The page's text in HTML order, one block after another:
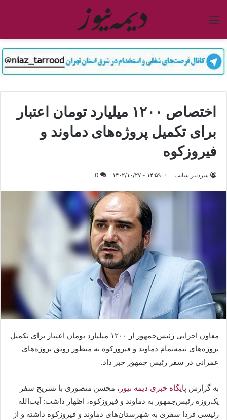
منو
اختصاص ۱۲۰۰ میلیارد تومان اعتبار
برای تکمیل پروژه‌های دماوند و
فیروزکوه
سردبیر سایت ۱۴:۵۹ - ۱۴۰۲/۱۰/۲۷ 0
معاون اجرایی رئیس‌جمهور از ۱۲۰۰ میلیارد تومان اعتبار برای تکمیل
پروژه‌های نیمه‌تمام دماوند و فیروزکوه به منظور رونق پروژه‌های
عمرانی در سفر رئیس جمهور خبر داد.
به گزارش پایگاه خبری دیمه نیوز ، محسن منصوری با تشریح سفر
یک‌روزه رئیس‌جمهور به دماوند و فیروزکوه، اظهار داشت: آیت‌الله
رئیسی فردا سفری به شهرستان‌های دماوند و فیروزکوه داشته و از